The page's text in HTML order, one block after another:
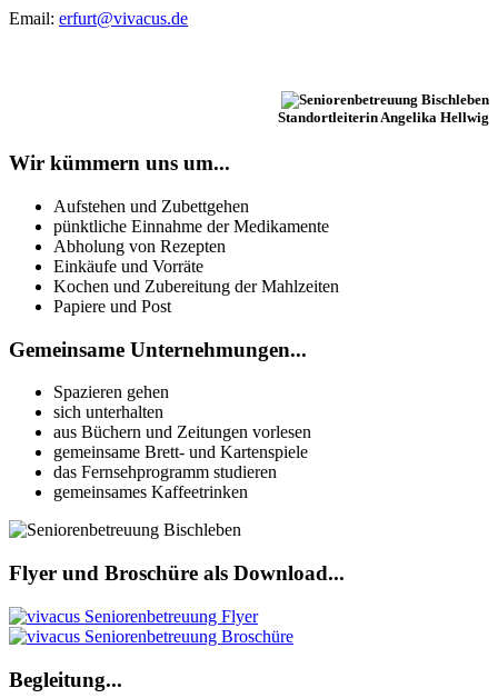
Email: erfurt@vivacus.de
Standortleiterin Angelika Hellwig
Wir kümmern uns um...
Aufstehen und Zubettgehen
pünktliche Einnahme der Medikamente
Abholung von Rezepten
Einkäufe und Vorräte
Kochen und Zubereitung der Mahlzeiten
Papiere und Post
Gemeinsame Unternehmungen...
Spazieren gehen
sich unterhalten
aus Büchern und Zeitungen vorlesen
gemeinsame Brett- und Kartenspiele
das Fernsehprogramm studieren
gemeinsames Kaffeetrinken
Flyer und Broschüre als Download...
Begleitung...